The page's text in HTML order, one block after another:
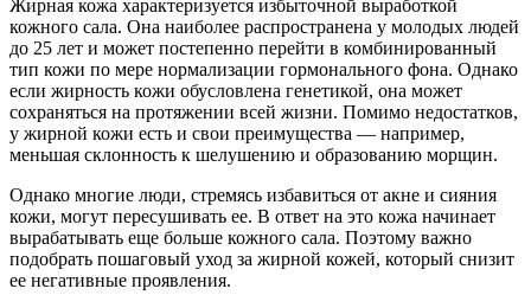
Жирная кожа характеризуется избыточной выработкой
кожного сала. Она наиболее распространена у молодых людей
до 25 лет и может постепенно перейти в комбинированный
тип кожи по мере нормализации гормонального фона. Однако
если жирность кожи обусловлена генетикой, она может
сохраняться на протяжении всей жизни. Помимо недостатков,
у жирной кожи есть и свои преимущества — например,
меньшая склонность к шелушению и образованию морщин.
Однако многие люди, стремясь избавиться от акне и сияния
кожи, могут пересушивать ее. В ответ на это кожа начинает
вырабатывать еще больше кожного сала. Поэтому важно
подобрать пошаговый уход за жирной кожей, который снизит
ее негативные проявления.